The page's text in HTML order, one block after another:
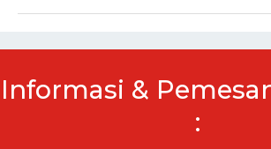
Informasi &
: